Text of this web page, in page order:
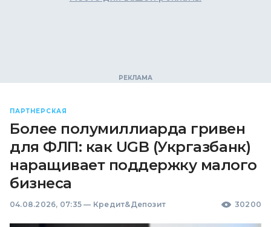
ПАРТНЕРСКАЯ
Более полумиллиарда гривен
для ФЛП: как UGB (Укргазбанк)
наращивает поддержку малого
бизнеса
04.08.2026, 07:35 — Кредит&Депозит 30200